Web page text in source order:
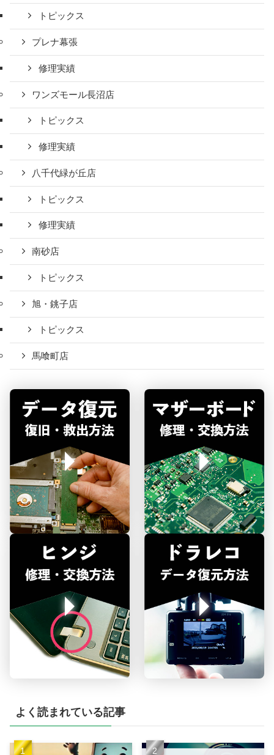
トピックス
プレナ幕張
修理実績
ワンズモール長沼店
トピックス
修理実績
八千代緑が丘店
トピックス
修理実績
南砂店
トピックス
旭・銚子店
トピックス
馬喰町店
よく読まれている記事最大73%OFF